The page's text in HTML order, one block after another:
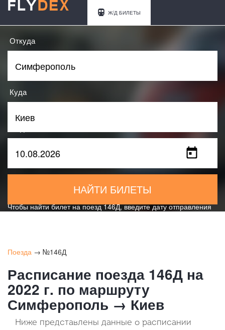
Ж/Д БИЛЕТЫ
Откуда
Куда
НАЙТИ БИЛЕТЫ
Чтобы найти билет на поезд 146Д, введите дату отправления
Поезда → №146Д
Расписание поезда 146Д на
2022 г. по маршруту
Симферополь → Киев
Ниже представлены данные о расписании